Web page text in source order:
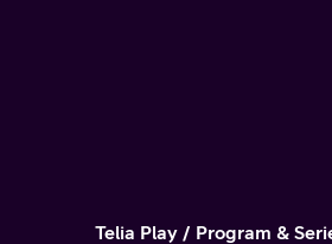
Telia Play Program &